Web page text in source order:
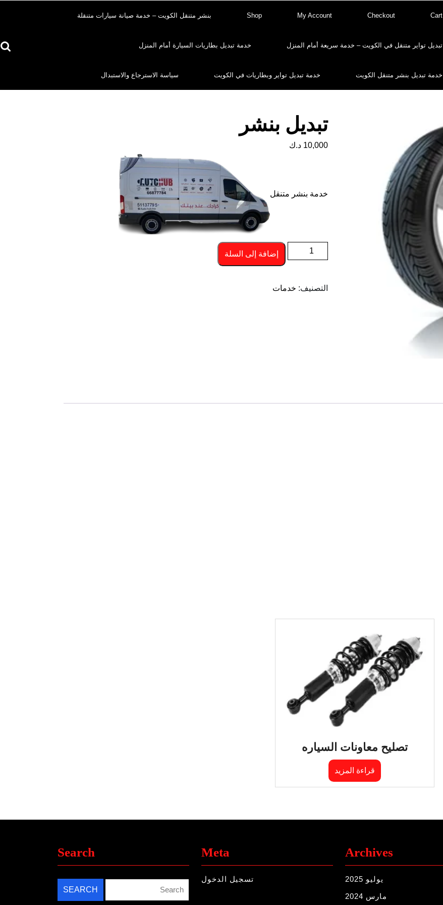
Cart
Checkout
My Account
Shop بنشر متنقل الكويت – خدمة صيانة سيارات متنقلة
تبديل تواير متنقل في الكويت – خدمة سريعة أمام المنزل خدمة تبديل بطاريات السيارة أمام المنزل
خدمة تبديل بنشر متنقل الكويت خدمة تبديل تواير وبطاريات في الكويت سياسة الاسترجاع والاستبدال
تبديل بنشر
10,000 د.ك
خدمة بنشر متنقل
تبديل
إضافة إلى السلة
التصنيف: خدمات
تصليح معاونات السياره
قراءة المزيد
Archives
يوليو 2025
مارس 2024
Meta
تسجيل الدخول
Search